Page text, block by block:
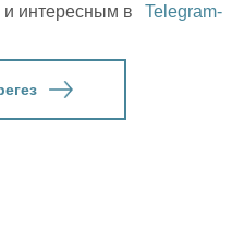
интересным в
Telegram-